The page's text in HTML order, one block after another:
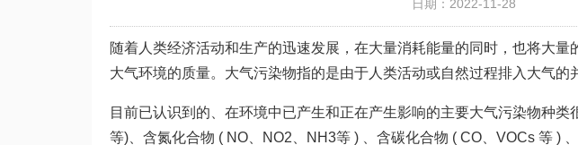
日期：2022-11-28
随着人类经济活动和生产的迅速发展，在大量消耗能量的同时，也将大
大气环境的质量。大气污染物指的是由于人类活动或自然过程排入大气的
目前已认识到的、在环境中已产生和正在产生影响的主要大气污染物种
等)、含氮化合物 ( NO、NO2、NH3等 ) 、含碳化合物 ( CO、VOCs 等 )